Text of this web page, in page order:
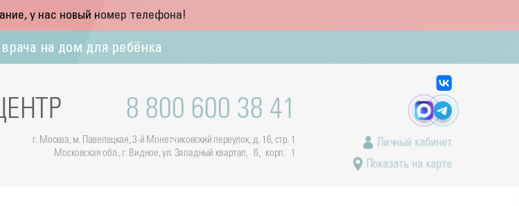
у нас новый номер телефона!
на дом для ребёнка
8 800 600 38 41
г. Москва, м. Павелецкая, 3-й Монетчиковский переулок, д. 16, стр. 1
Московская обл., г. Видное, ул. Западный квартал, 6, корп. 1
Личный кабинет
Показать на карте